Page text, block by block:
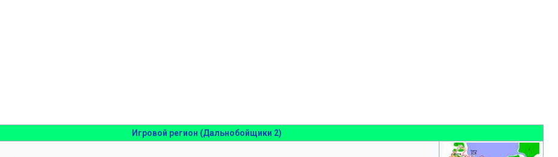
Игровой регион (Дальнобойщики 2)